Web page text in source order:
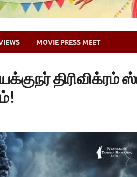
MOVIE PRESS MEET